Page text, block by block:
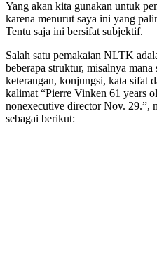
Yang akan kita gunakan untuk
karena menurut saya ini yang
Tentu saja ini bersifat subjektif.
Salah satu pemakaian NLTK
beberapa struktur, misalnya
keterangan, konjungsi, kata sifat
kalimat “Pierre Vinken 61 years
nonexecutive director Nov. 29.”,
sebagai berikut: